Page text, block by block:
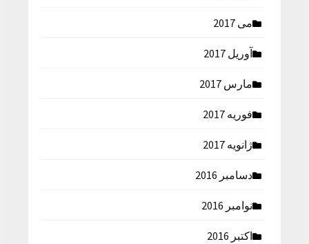
می 2017
آوریل 2017
مارس 2017
فوریه 2017
ژانویه 2017
دسامبر 2016
نوامبر 2016
اکتبر 2016